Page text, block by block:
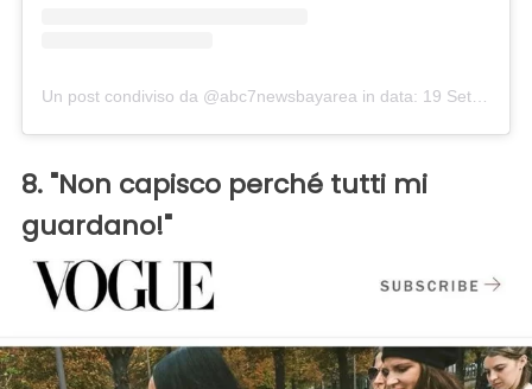
Un post condiviso da @abc7newsbayarea in data: 19 Set 2017 alle ore 11:08 PDT
8. "Non capisco perché tutti mi
guardano!"